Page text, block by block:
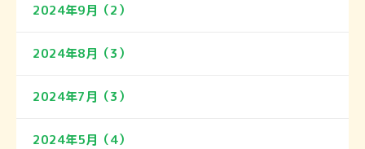
2024年9月（2）
2024年8月（3）
2024年7月（3）
2024年5月（4）